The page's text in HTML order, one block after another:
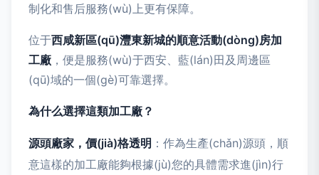
制化和售后服務(wù)上更有保障。
位于西咸新區(qū)灃東新城的順意活動(dòng)房加
工廠 ，便是服務(wù)于西安、藍(lán)田及周邊區
(qū)域的一個(gè)可靠選擇。
為什么選擇這類加工廠？
源頭廠家，價(jià)格透明 ：作為生產(chǎn)源頭，順
意這樣的加工廠能夠根據(jù)您的具體需求進(jìn)行